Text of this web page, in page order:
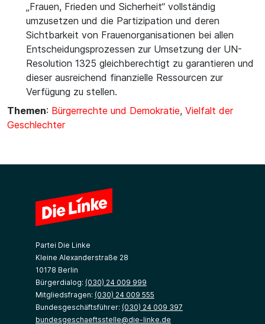
„Frauen, Frieden und Sicherheit“ vollständig
umzusetzen und die Partizipation und deren
Sichtbarkeit von Frauenorganisationen bei allen
Entscheidungsprozessen zur Umsetzung der UN-
Resolution 1325 gleichberechtigt zu garantieren und
dieser ausreichend finanzielle Ressourcen zur
Verfügung zu stellen.
Themen: Bürgerrechte und Demokratie, Vielfalt der
Geschlechter
Partei Die Linke
Kleine Alexanderstraße 28
10178 Berlin
Bürgerdialog: (030) 24 009 999
Mitgliedsfragen: (030) 24 009 555
Bundesgeschäftsführer: (030) 24 009 397
bundesgeschaeftsstelle@die-linke.de